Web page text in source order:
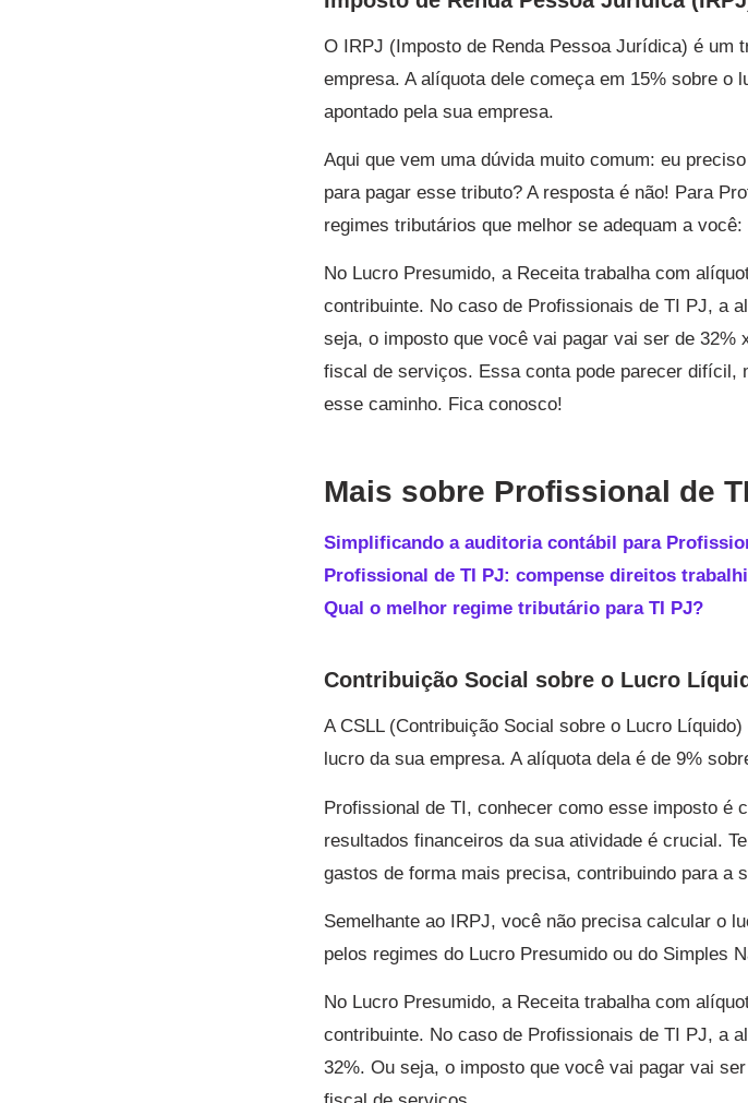
O IRPJ (Imposto de Renda Pessoa Jurídica) é um
empresa. A alíquota dele começa em 15% sobre o
apontado pela sua empresa.
Aqui que vem uma dúvida muito comum: eu
para pagar esse tributo? A resposta é não! Para
regimes tributários que melhor se adequam a
No Lucro Presumido, a Receita trabalha com
contribuinte. No caso de Profissionais de TI PJ, a
seja, o imposto que você vai pagar vai ser de
fiscal de serviços. Essa conta pode parecer
esse caminho. Fica conosco!
Mais sobre Profissional de
Simplificando a auditoria contábil para
Profissional de TI PJ: compense direitos
Qual o melhor regime tributário para TI PJ?
Contribuição Social sobre o Lucro
A CSLL (Contribuição Social sobre o Lucro
lucro da sua empresa. A alíquota dela é de 9%
Profissional de TI, conhecer como esse imposto é
resultados financeiros da sua atividade é crucial.
gastos de forma mais precisa, contribuindo para a
Semelhante ao IRPJ, você não precisa calcular o
pelos regimes do Lucro Presumido ou do Simples
No Lucro Presumido, a Receita trabalha com
contribuinte. No caso de Profissionais de TI PJ, a
32%. Ou seja, o imposto que você vai pagar vai